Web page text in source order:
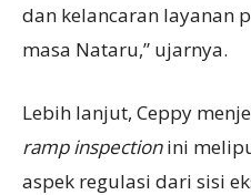
dan kelancaran layanan
masa Nataru,” ujarnya.
Lebih lanjut, Ceppy
ramp inspectionini
aspek regulasi dari sisi